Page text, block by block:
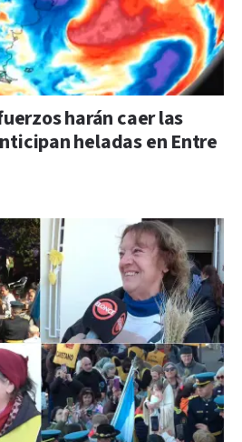
harán caer las
heladas en Entre